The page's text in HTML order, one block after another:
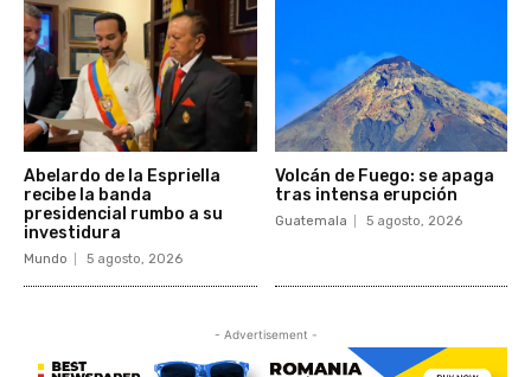
Abelardo de la Espriella
recibe la banda
presidencial rumbo a su
investidura
Mundo 5 agosto, 2026
Volcán de Fuego: se apaga
tras intensa erupción
Guatemala 5 agosto, 2026
- Advertisement -